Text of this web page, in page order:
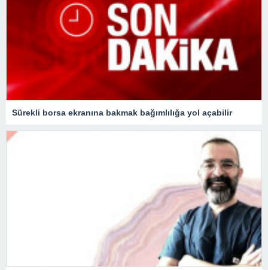
Sürekli borsa ekranına bakmak bağımlılığa yol açabilir